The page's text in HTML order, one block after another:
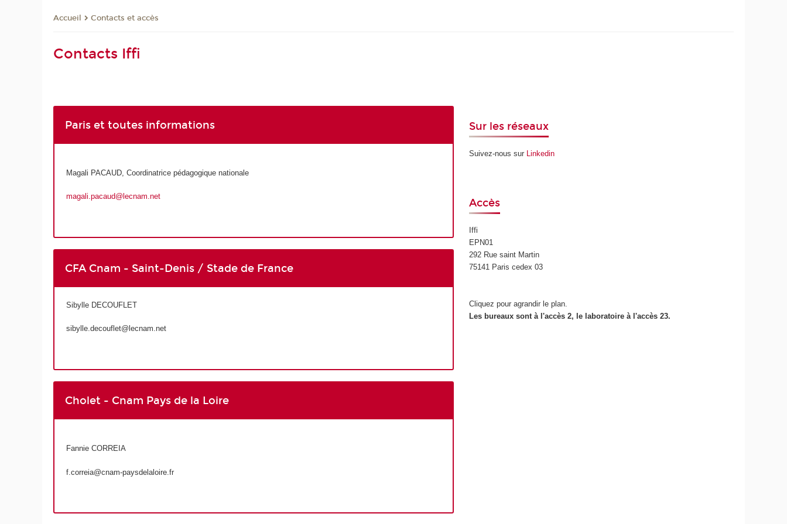
Accueil Contacts et accès
Contacts Iffi
Paris et toutes informations
Magali PACAUD, Coordinatrice pédagogique nationale
magali.pacaud@lecnam.net
CFA Cnam - Saint-Denis / Stade de France
Sibylle DECOUFLET
sibylle.decouflet@lecnam.net
Cholet - Cnam Pays de la Loire
Fannie CORREIA
f.correia@cnam-paysdelaloire.fr
Sur les réseaux
Suivez-nous sur Linkedin
Accès
Iffi
EPN01
292 Rue saint Martin
75141 Paris cedex 03
Cliquez pour agrandir le plan.
Les bureaux sont à l'accès 2, le laboratoire à l'accès 23.